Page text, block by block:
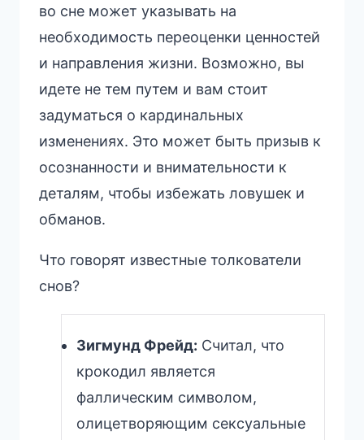
во сне может указывать на
необходимость переоценки ценностей
и направления жизни. Возможно, вы
идете не тем путем и вам стоит
задуматься о кардинальных
изменениях. Это может быть призыв к
осознанности и внимательности к
деталям, чтобы избежать ловушек и
обманов.
Что говорят известные толкователи
снов?
Зигмунд Фрейд: Считал, что
крокодил является
фаллическим символом,
олицетворяющим сексуальные